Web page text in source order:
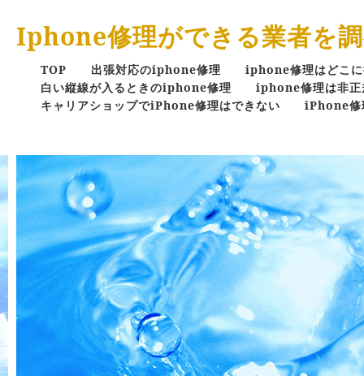
Iphone修理ができる業者を
TOP 出張対応のiphone修理
iphone修理はどこ
白い縦線が入るときのiphone修理
iphone修理は非正
キャリアショップでiPhone修理はできない
iPhone修